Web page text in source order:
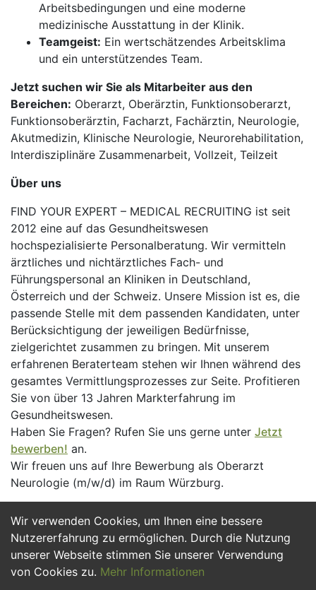
Wir verwenden Cookies, um Ihnen eine bessere
Nutzererfahrung zu ermöglichen. Durch die Nutzung
unserer Webseite stimmen Sie unserer Verwendung
von Cookies zu. Mehr Informationen
Arbeitsbedingungen und eine moderne
medizinische Ausstattung in der Klinik.
Teamgeist: Ein wertschätzendes Arbeitsklima
und ein unterstützendes Team.
Jetzt suchen wir Sie als Mitarbeiter aus den
Bereichen: Oberarzt, Oberärztin, Funktionsoberarzt,
Funktionsoberärztin, Facharzt, Fachärztin, Neurologie,
Akutmedizin, Klinische Neurologie, Neurorehabilitation,
Interdisziplinäre Zusammenarbeit, Vollzeit, Teilzeit
Über uns
FIND YOUR EXPERT – MEDICAL RECRUITING ist seit
2012 eine auf das Gesundheitswesen
hochspezialisierte Personalberatung. Wir vermitteln
ärztliches und nichtärztliches Fach- und
Führungspersonal an Kliniken in Deutschland,
Österreich und der Schweiz. Unsere Mission ist es, die
passende Stelle mit dem passenden Kandidaten, unter
Berücksichtigung der jeweiligen Bedürfnisse,
zielgerichtet zusammen zu bringen. Mit unserem
erfahrenen Beraterteam stehen wir Ihnen während des
gesamtes Vermittlungsprozesses zur Seite. Profitieren
Sie von über 13 Jahren Markterfahrung im
Gesundheitswesen.
Haben Sie Fragen? Rufen Sie uns gerne unter Jetzt
bewerben! an.
Wir freuen uns auf Ihre Bewerbung als Oberarzt
Neurologie (m/w/d) im Raum Würzburg.
Jetzt Bewerben